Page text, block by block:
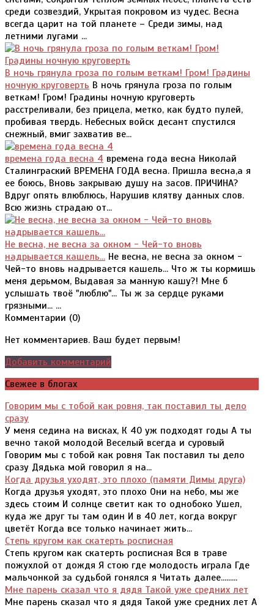
среди созвездий, Укрытая покровом из чудес. Весна
всегда царит на той планете – Среди зимы, над
летними лугами ...
В ночь грянула гроза по голым веткам! Гром! Градины
ночную круговерть В ночь грянула гроза по голым
веткам! Гром! Градины ночную круговерть
расстреливали, без прицела, метко, как будто пулей,
пробивая твердь. Небесных войск десант спустился
снежный, вмиг захватив ве...
времена года весна 4 времена года весна Николай
Сталинграский ВРЕМЕНА ГОДА весна. Пришла весна,а я
ее боюсь, Вновь закрываю душу на засов. ПРИЧИНА?
Вдруг опять влюблюсь, Нарушив клятву данных слов.
Всю жизнь страдаю от...
Не весна, не весна за окном - Чей-то вновь
надрывается кашель... Не весна, не весна за окном -
Чей-то вновь надрывается кашель... Что ж ты кормишь
меня дерьмом, Выдавая за манную кашу?! Мне б
услышать твоё "люблю"... Ты ж за сердце руками
грязными... ...
Комментарии (0)
Нет комментариев. Ваш будет первым!
Добавить комментарий
Свежее в блогах
Говорим мы с тобой как ровня, так поставил ты дело
сразу
У меня седина на висках, К 40 уж подходят годы А ты
вечно такой молодой Веселый всегда и суровый
Говорим мы с тобой как ровня Так поставил ты дело
сразу Дядька мой говорил я на...
Когда друзья уходят, это плохо (памяти Димы друга)
Когда друзья уходят, это плохо Они на небо, мы же
здесь стоим И солнце светит как то однобоко Ушел,
куда же друг ты там один И в 40 лет, когда вокруг
цветёт Когда все только начинает жить...
Степь кругом как скатерть росписная
Степь кругом как скатерть росписная Вся в траве
пожухлой от дождя Я стою где молодость играла Где
мальчонкой за судьбой гонялся я Читать далее.........
Мне парень сказал что я дядя Такой уже средних лет
Мне парень сказал что я дядя Такой уже средних лет А